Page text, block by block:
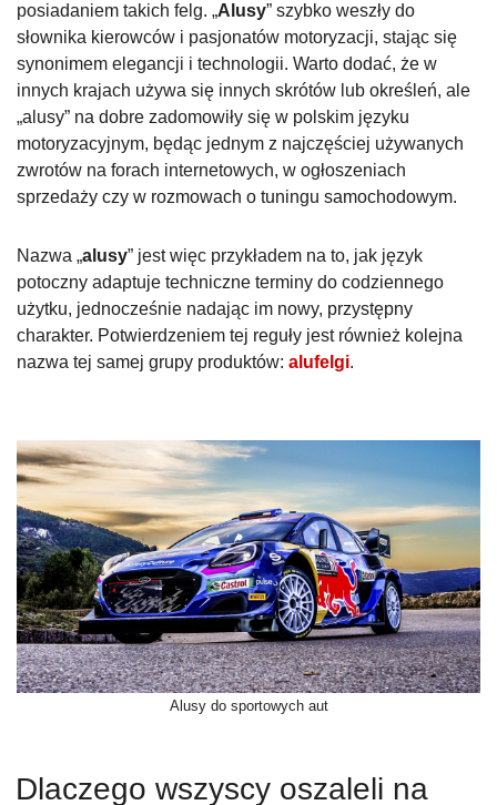
posiadaniem takich felg. „Alusy” szybko weszły do
słownika kierowców i pasjonatów motoryzacji, stając się
synonimem elegancji i technologii. Warto dodać, że w
innych krajach używa się innych skrótów lub określeń, ale
„alusy” na dobre zadomowiły się w polskim języku
motoryzacyjnym, będąc jednym z najczęściej używanych
zwrotów na forach internetowych, w ogłoszeniach
sprzedaży czy w rozmowach o tuningu samochodowym.
Nazwa „alusy” jest więc przykładem na to, jak język
potoczny adaptuje techniczne terminy do codziennego
użytku, jednocześnie nadając im nowy, przystępny
charakter. Potwierdzeniem tej reguły jest również kolejna
nazwa tej samej grupy produktów: alufelgi.
Alusy do sportowych aut
Dlaczego wszyscy oszaleli na